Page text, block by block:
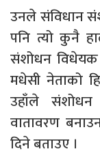
उनले संविधान
पनि त्यो कुनै
संशोधन विधेयक
मधेसी नेताको
उहाँले संशोधन
वातावरण
दिने बताउए ।